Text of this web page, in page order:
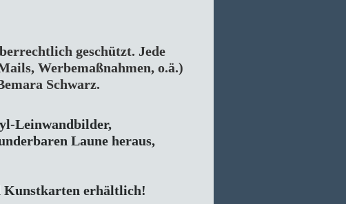
geschützt. Jede
Werbemaßnahmen, o.ä.)
Schwarz.
Leinwandbilder,
Laune heraus,
Kunstkarten erhältlich!